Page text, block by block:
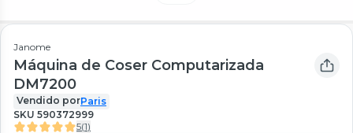
Janome
Máquina de Coser Computarizada
DM7200
Vendido porParis
SKU 590372999
5(1)